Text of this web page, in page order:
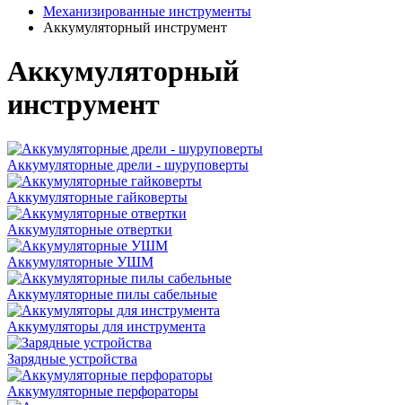
Механизированные инструменты
Аккумуляторный инструмент
Аккумуляторный
инструмент
Аккумуляторные дрели - шуруповерты
Аккумуляторные гайковерты
Аккумуляторные отвертки
Аккумуляторные УШМ
Аккумуляторные пилы сабельные
Аккумуляторы для инструмента
Зарядные устройства
Аккумуляторные перфораторы